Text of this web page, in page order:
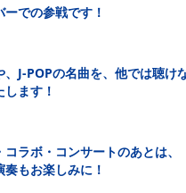
での参戦です！
J-POPの名曲を、他では聴け
ます！
ラボ・コンサートのあとは、
もお楽しみに！